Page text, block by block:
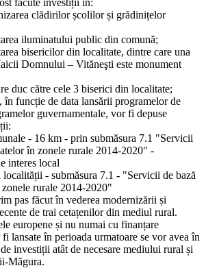
clădirilor școlilor și grădinițelor
iluminatului public din comună;
bisericilor din localitate, dintre care una
Domnului – Vităneşti este monument
duc către cele 3 biserici din localitate;
în funcție de data lansării programelor de
guvernamentale, vor fi depuse
- 16 km - prin submăsura 7.1 "Servicii
în zonele rurale 2014-2020" -
interes local
localității - submăsura 7.1 - "Servicii de bază
rurale 2014-2020"
pas făcut în vederea modernizării și
de trai cetațenilor din mediul rural.
europene și nu numai cu finanțare
lansate în perioada urmatoare se vor avea în
investiții atât de necesare mediului rural și
Măgura.